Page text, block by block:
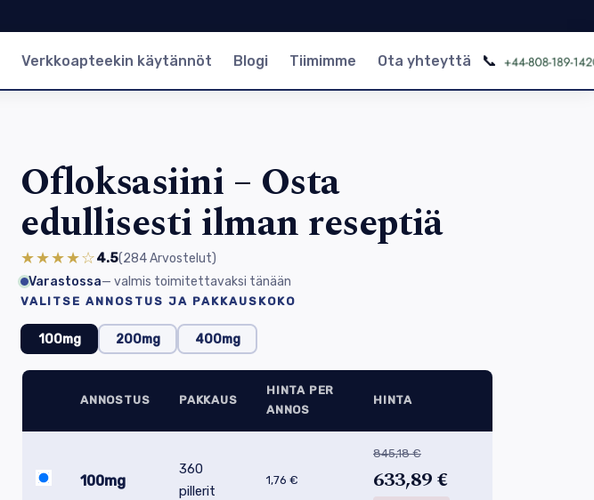
Verkkoapteekin käytännöt Blogi Tiimimme Ota yhteyttä 📞
Ofloksasiini – Osta
edullisesti ilman reseptiä
★★★★☆4.5(284Arvostelut)
Varastossa— valmis toimitettavaksi tänään
VALITSE ANNOSTUS JA PAKKAUSKOKO
100mg 200mg 400mg
ANNOSTUS PAKKAUS
HINTA PER
ANNOS
HINTA
100mg
360
pillerit
1,76 €
845,18 €
633,89 €